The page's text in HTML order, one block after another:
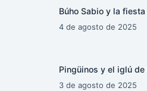
Búho Sabio y la
4 de agosto de 2025
Pingüinos y el iglú de
3 de agosto de 2025